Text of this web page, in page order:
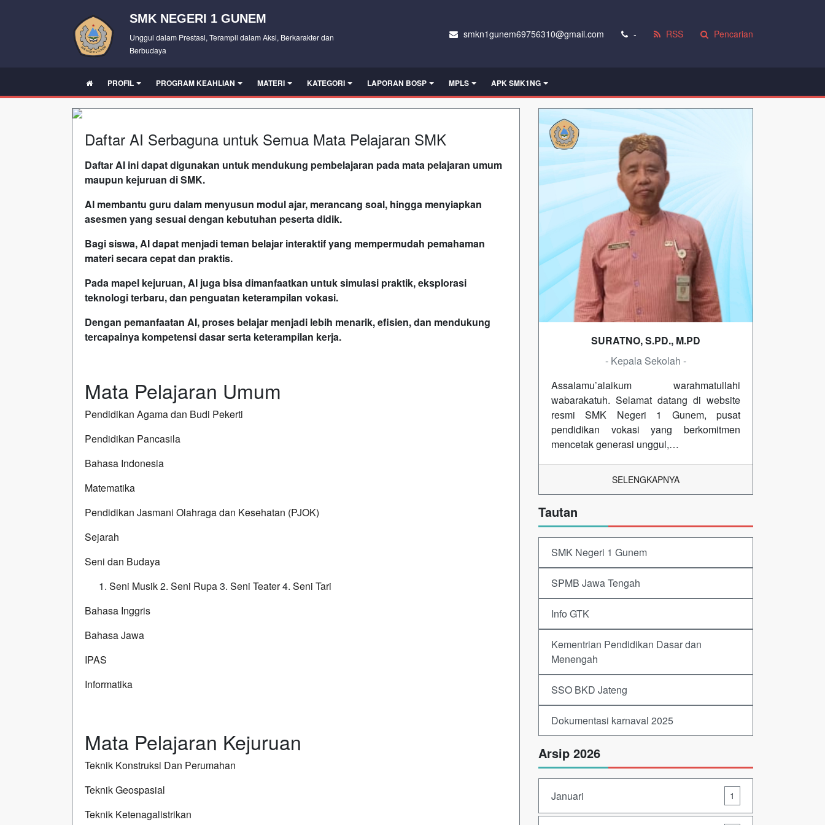
SMK NEGERI 1 GUNEM
Unggul dalam Prestasi, Terampil dalam Aksi, Berkarakter dan
Berbudaya
smkn1gunem69756310@gmail.com - RSS Pencarian
PROFIL PROGRAM KEAHLIAN MATERI KATEGORI LAPORAN BOSP MPLS APK SMK1NG
Daftar AI Serbaguna untuk Semua Mata Pelajaran SMK
Daftar AI ini dapat digunakan untuk mendukung pembelajaran pada mata pelajaran umum
maupun kejuruan di SMK.
AI membantu guru dalam menyusun modul ajar, merancang soal, hingga menyiapkan
asesmen yang sesuai dengan kebutuhan peserta didik.
Bagi siswa, AI dapat menjadi teman belajar interaktif yang mempermudah pemahaman
materi secara cepat dan praktis.
Pada mapel kejuruan, AI juga bisa dimanfaatkan untuk simulasi praktik, eksplorasi
teknologi terbaru, dan penguatan keterampilan vokasi.
Dengan pemanfaatan AI, proses belajar menjadi lebih menarik, efisien, dan mendukung
tercapainya kompetensi dasar serta keterampilan kerja.
Mata Pelajaran Umum
Pendidikan Agama dan Budi Pekerti
Pendidikan Pancasila
Bahasa Indonesia
Matematika
Pendidikan Jasmani Olahraga dan Kesehatan (PJOK)
Sejarah
Seni dan Budaya
Seni Musik2. Seni Rupa3. Seni Teater4. Seni Tari
Bahasa Inggris
Bahasa Jawa
IPAS
Informatika
Mata Pelajaran Kejuruan
Teknik Konstruksi Dan Perumahan
Teknik Geospasial
Teknik Ketenagalistrikan
SURATNO, S.PD., M.PD
- Kepala Sekolah -
Assalamu’alaikum warahmatullahi
wabarakatuh. Selamat datang di website
resmi SMK Negeri 1 Gunem, pusat
pendidikan vokasi yang berkomitmen
mencetak generasi unggul,…
SELENGKAPNYA
Tautan
SMK Negeri 1 Gunem
SPMB Jawa Tengah
Info GTK
Kementrian Pendidikan Dasar dan
Menengah
SSO BKD Jateng
Dokumentasi karnaval 2025
Arsip 2026
Januari 1